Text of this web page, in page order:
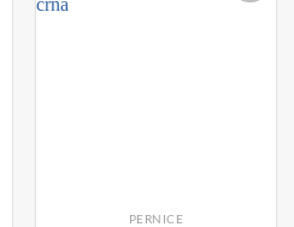
PERNICE